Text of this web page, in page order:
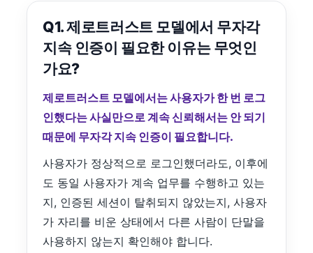
Q1. 제로트러스트 모델에서 무자각
지속 인증이 필요한 이유는 무엇인
가요?
제로트러스트 모델에서는 사용자가 한 번 로그
인했다는 사실만으로 계속 신뢰해서는 안 되기
때문에 무자각 지속 인증이 필요합니다.
사용자가 정상적으로 로그인했더라도, 이후에
도 동일 사용자가 계속 업무를 수행하고 있는
지, 인증된 세션이 탈취되지 않았는지, 사용자
가 자리를 비운 상태에서 다른 사람이 단말을
사용하지 않는지 확인해야 합니다.